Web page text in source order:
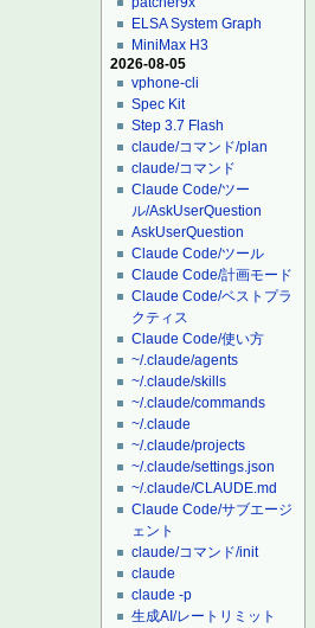
ELSA System Graph
MiniMax H3
2026-08-05
vphone-cli
Spec Kit
Step 3.7 Flash
claude/コマンド/plan
claude/コマンド
Claude Code/ツー
ル/AskUserQuestion
AskUserQuestion
Claude Code/ツール
Claude Code/計画モード
Claude Code/ベストプラ
クティス
Claude Code/使い方
~/.claude/agents
~/.claude/skills
~/.claude/commands
~/.claude
~/.claude/projects
~/.claude/settings.json
~/.claude/CLAUDE.md
Claude Code/サブエージ
ェント
claude/コマンド/init
claude
claude -p
生成AI/レートリミット